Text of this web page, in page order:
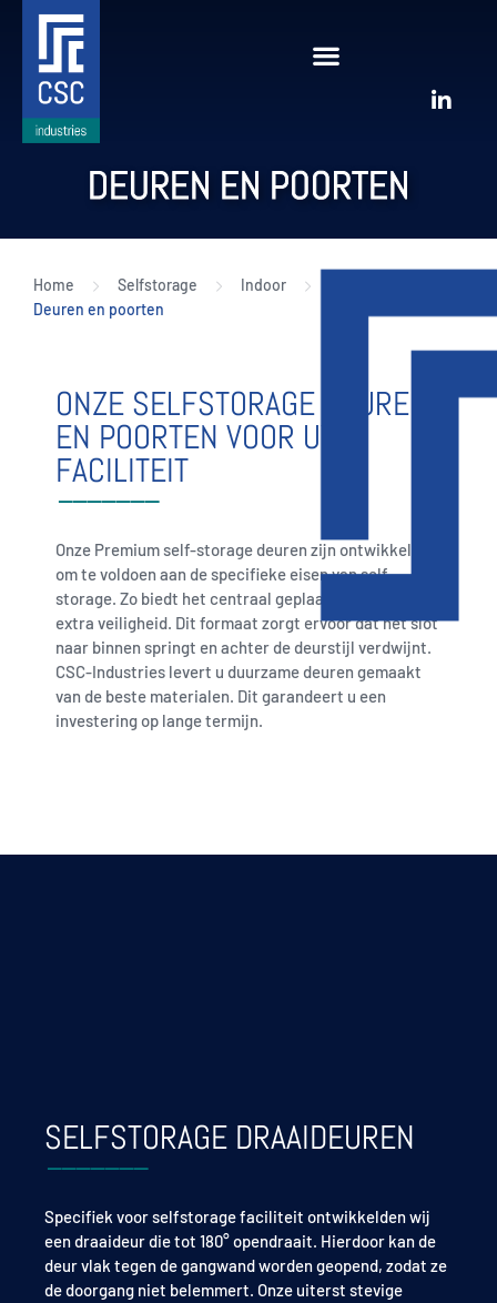
DEUREN EN POORTEN
Home Selfstorage Indoor
Deuren en poorten
ONZE SELFSTORAGE DEUREN
EN POORTEN VOOR UW
FACILITEIT
Onze Premium self-storage deuren zijn ontwikkeld
om te voldoen aan de specifieke eisen van self-
storage. Zo biedt het centraal geplaatste slotpaneel
extra veiligheid. Dit formaat zorgt ervoor dat het slot
naar binnen springt en achter de deurstijl verdwijnt.
CSC-Industries levert u duurzame deuren gemaakt
van de beste materialen. Dit garandeert u een
investering op lange termijn.
SELFSTORAGE DRAAIDEUREN
Specifiek voor selfstorage faciliteit ontwikkelden wij
een draaideur die tot 180° opendraait. Hierdoor kan de
deur vlak tegen de gangwand worden geopend, zodat ze
de doorgang niet belemmert. Onze uiterst stevige